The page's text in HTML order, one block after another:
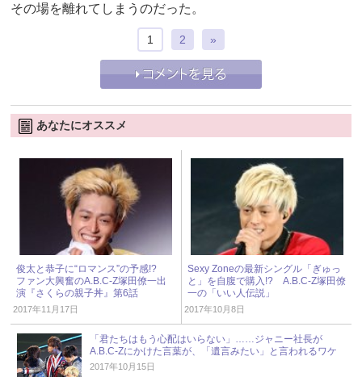
その場を離れてしまうのだった。
1 2 »
あなたにオススメ
俊太と恭子に“ロマンス”の予感!?
ファン大興奮のA.B.C-Z塚田僚一出
演『さくらの親子丼』第6話
2017年11月17日
Sexy Zoneの最新シングル「ぎゅっ
と」を自腹で購入!? A.B.C-Z塚田僚
一の「いい人伝説」
2017年10月8日
「君たちはもう心配はいらない」……ジャニー社長が
A.B.C-Zにかけた言葉が、「遺言みたい」と言われるワケ
2017年10月15日